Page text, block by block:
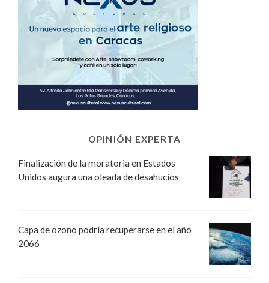
OPINIÓN EXPERTA
Finalización de la moratoria en Estados
Unidos augura una oleada de desahucios
Capa de ozono podría recuperarse en el año
2066